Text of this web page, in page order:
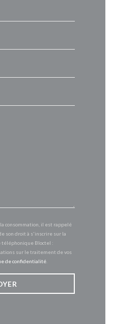
consommation, il est rappelé
son droit à s'inscrire sur la
téléphonique Bloctel :
sur le traitement de vos
de confidentialité